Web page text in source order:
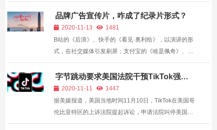
宣布将在45天后，禁止美国个人及企业与腾讯公司进行
与微信有关的任何交易。 交易的内容包括什么？边界在
哪里均未详述。但最糟糕的情况是中国用户有...
品牌广告宣传片，咋成了纪录片形式？
2020-11-13
1481
B站的《后浪》、快手的《看见·奥利给》，以演讲的形
式，在社交媒体引发刷屏；支付宝的《啥是佩奇》、中
国银联的《大唐漠北的最后一次转账》、华为影业的
《悟空》等广告，更是将广告拍成了电影，甚至，越来
越多的品牌开始拍纪录片广告了！ 比如农夫山泉...
字节跳动要求美国法院干预TikTok强制
出售事宜
2020-11-11
1447
据美媒报道，美国当地时间11月10日，TikTok在美国哥
伦比亚特区的上诉法院提起诉讼，申请法院叫停美国总
统特朗普8月14日颁发的总统令，该命令强制要求字节